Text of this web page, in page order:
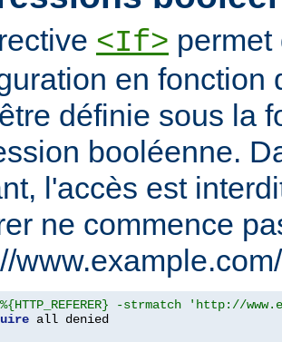
<If> permet
en fonction
définie sous la
booléenne.
l'accès est
ne commence
-strmatch 'http://